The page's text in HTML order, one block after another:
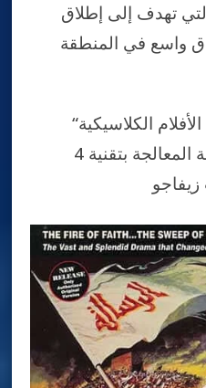
13/12/2017 والتي تهدف إلى إطلاق
واسع في المنطقة
“الرسالة” ينضم إلى قائمة الأفلام الكلاسيكية
المهمة المعالجة بتقنية 4K الرقمية مثل فيلم